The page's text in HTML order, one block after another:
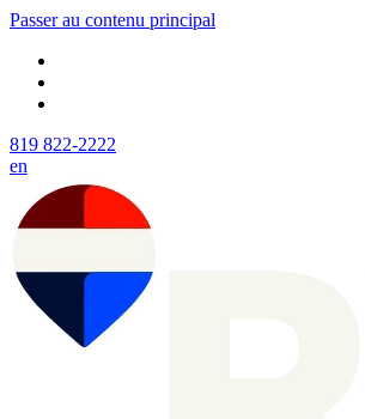
Passer au contenu principal
819 822-2222
en